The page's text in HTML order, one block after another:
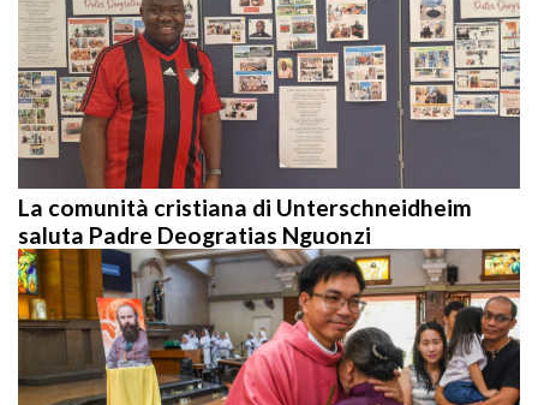
La comunità cristiana di Unterschneidheim
saluta Padre Deogratias Nguonzi